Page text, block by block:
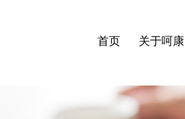
首页 关于呵康